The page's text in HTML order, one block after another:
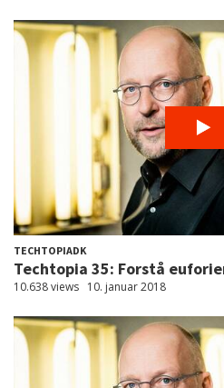
TECHTOPIADK
Techtopia 35: Forstå
10.638 views 10. januar 2018